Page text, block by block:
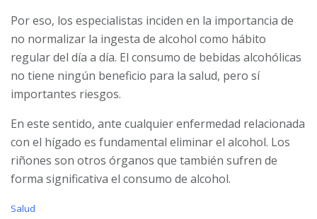
Por eso, los especialistas inciden en la importancia de
no normalizar la ingesta de alcohol como hábito
regular del día a día. El consumo de bebidas alcohólicas
no tiene ningún beneficio para la salud, pero sí
importantes riesgos.
En este sentido, ante cualquier enfermedad relacionada
con el hígado es fundamental eliminar el alcohol. Los
riñones son otros órganos que también sufren de
forma significativa el consumo de alcohol.
C
Salud